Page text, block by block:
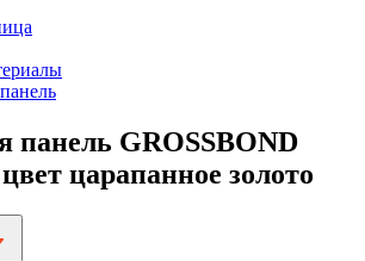
панель GROSSBOND
царапанное золото